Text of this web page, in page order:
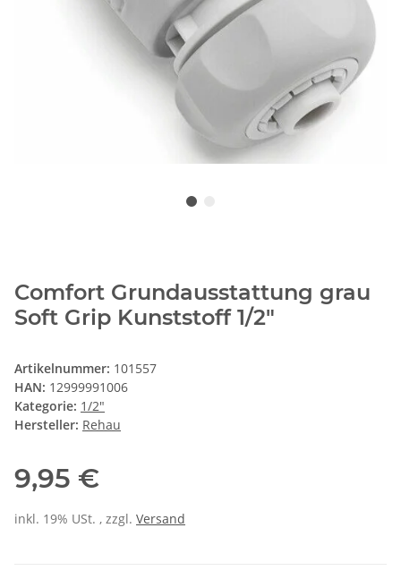
Comfort Grundausstattung grau
Soft Grip Kunststoff 1/2"
Artikelnummer: 101557
HAN: 12999991006
Kategorie: 1/2"
Hersteller: Rehau
9,95 €
inkl. 19% USt. , zzgl. Versand